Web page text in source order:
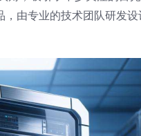
由专业的技术团队研发